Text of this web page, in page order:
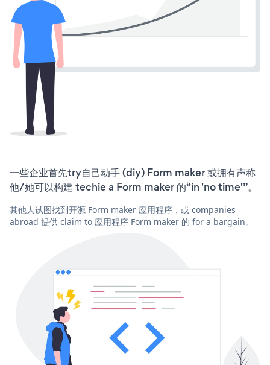
一些企业首先try自己动手 (diy) Form maker 或拥有声称
他/她可以构建 techie a Form maker 的“in 'no time'”。
其他人试图找到开源 Form maker 应用程序，或 companies
abroad 提供 claim to 应用程序 Form maker 的 for a bargain。